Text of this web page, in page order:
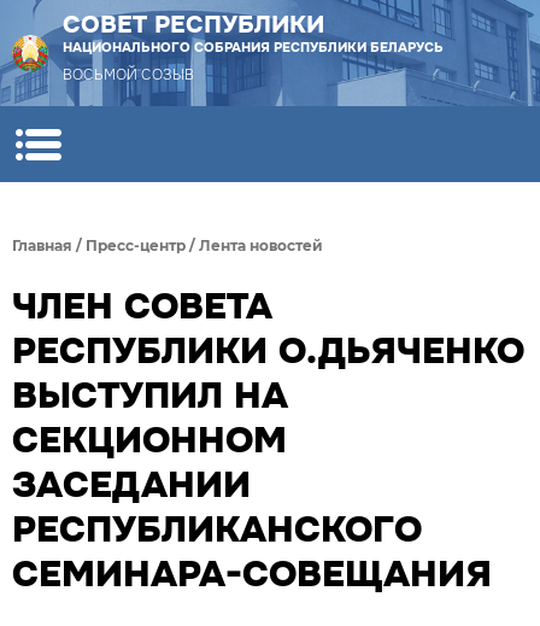
СОВЕТ РЕСПУБЛИКИ
НАЦИОНАЛЬНОГО СОБРАНИЯ РЕСПУБЛИКИ БЕЛАРУСЬ
ВОСЬМОЙ СОЗЫВ
Главная / Пресс-центр / Лента новостей
ЧЛЕН СОВЕТА
РЕСПУБЛИКИ О.ДЬЯЧЕНКО
ВЫСТУПИЛ НА
СЕКЦИОННОМ
ЗАСЕДАНИИ
РЕСПУБЛИКАНСКОГО
СЕМИНАРА-СОВЕЩАНИЯ